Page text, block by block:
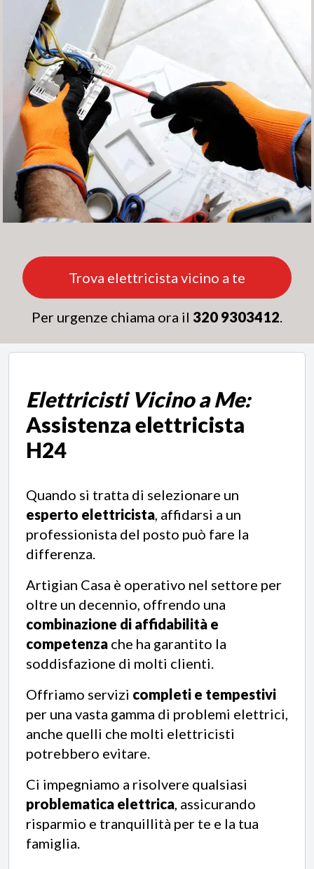
Trova elettricista vicino a te
Per urgenze chiama ora il 320 9303412
Elettricisti Vicino a Me:
Assistenza elettricista
H24
Quando si tratta di selezionare un
esperto elettricista , affidarsi a un
professionista del posto può fare la
differenza.
Artigian Casa è operativo nel settore per
oltre un decennio, offrendo una
combinazione di affidabilità e
competenza che ha garantito la
soddisfazione di molti clienti.
Offriamo servizi completi e tempestivi
per una vasta gamma di problemi elettrici,
anche quelli che molti elettricisti
potrebbero evitare.
Ci impegniamo a risolvere qualsiasi
problematica elettrica , assicurando
risparmio e tranquillità per te e la tua
famiglia.